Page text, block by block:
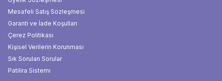
Mesafeli Satış Sözleşmesi
Garanti ve İade Koşulları
Çerez Politikası
Kişisel Verilerin Korunması
Sık Sorulan Sorular
Patilira Sistemi